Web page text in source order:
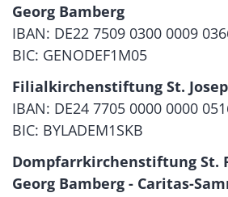
Georg Bamberg
IBAN: DE22 7509 0300 0009
BIC: GENODEF1M05
Filialkirchenstiftung St.
IBAN: DE24 7705 0000 0000
BIC: BYLADEM1SKB
Dompfarrkirchenstiftung St.
Georg Bamberg - Caritas-